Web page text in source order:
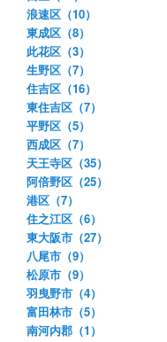
浪速区（10）
東成区（8）
此花区（3）
生野区（7）
住吉区（16）
東住吉区（7）
平野区（5）
西成区（7）
天王寺区（35）
阿倍野区（25）
港区（7）
住之江区（6）
東大阪市（27）
八尾市（9）
松原市（9）
羽曳野市（4）
富田林市（5）
南河内郡（1）